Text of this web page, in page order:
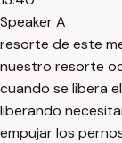
Speaker A
resorte de este
nuestro resorte
cuando se libera
liberando
empujar los